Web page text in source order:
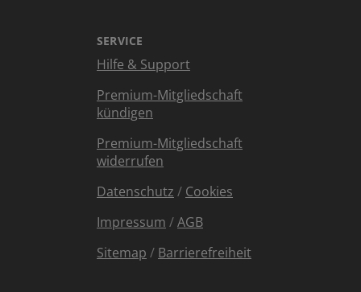
SERVICE
Hilfe & Support
Premium-Mitgliedschaft
kündigen
Premium-Mitgliedschaft
widerrufen
Datenschutz / Cookies
Impressum /AGB
Sitemap / Barrierefreiheit